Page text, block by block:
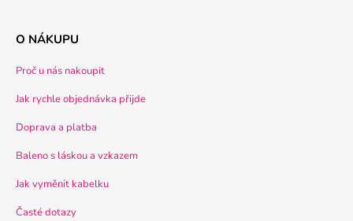
O NÁKUPU
Proč u nás nakoupit
Jak rychle objednávka přijde
Doprava a platba
Baleno s láskou a vzkazem
Jak vyměnit kabelku
Časté dotazy